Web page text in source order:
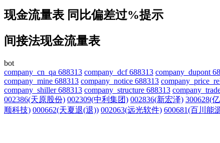
现金流量表 同比偏差过%提示
间接法现金流量表
bot
company_cn_qa 688313 company_dcf 688313 company_dupont
company_mine 688313 company_notice 688313
company_shiller 688313 company_structure 688313
002386(天原股份) 002309(中利集团) 002836(新宏泽) 300628(
顺科技) 000662(天夏退(退)) 002063(远光软件) 600681(百川能